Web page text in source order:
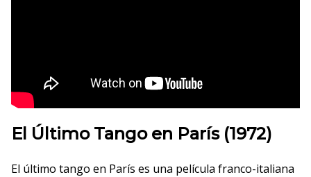
El Último Tango en París (1972)
El último tango en París es una película franco-italiana